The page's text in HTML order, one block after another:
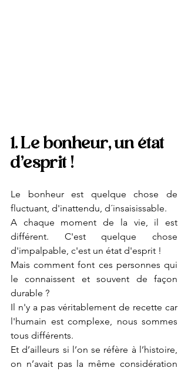
1. Le bonheur, un état
d'esprit !
Le bonheur est quelque chose de
fluctuant, d'inattendu, d´insaisissable.
A chaque moment de la vie, il est
différent. C'est quelque chose
d'impalpable, c'est un état d'esprit !
Mais comment font ces personnes qui
le connaissent et souvent de façon
durable ?
Il n'y a pas véritablement de recette car
l'humain est complexe, nous sommes
tous différents.
Et d’ailleurs si l’on se réfère à l’histoire,
on n’avait pas la même considération